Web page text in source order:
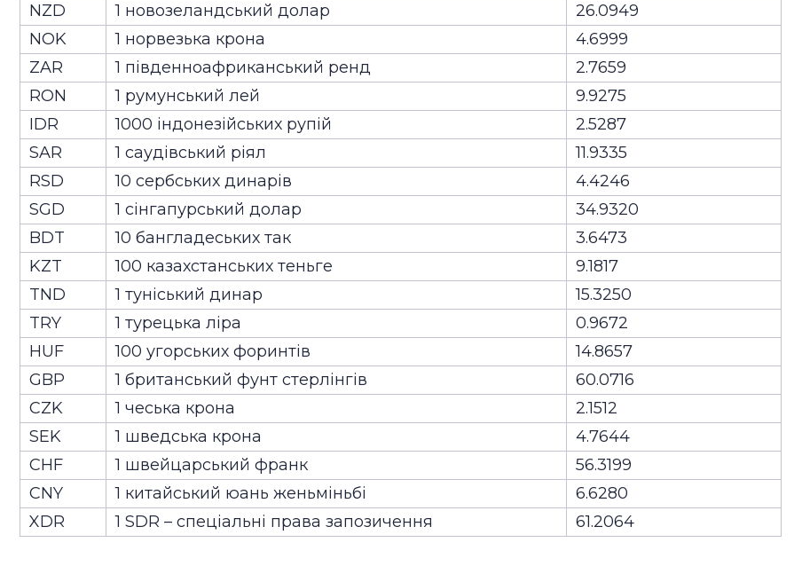
NZD
1 новозеландський долар
26.0949
NOK
1 норвезька крона
4.6999
ZAR
1 південноафриканський ренд
2.7659
RON
1 румунський лей
9.9275
IDR
1000 індонезійських рупій
2.5287
SAR
1 саудівський ріял
11.9335
RSD
10 сербських динарів
4.4246
SGD
1 сінгапурський долар
34.9320
BDT
10 бангладеських так
3.6473
KZT
100 казахстанських теньге
9.1817
TND
1 туніський динар
15.3250
TRY
1 турецька ліра
0.9672
HUF
100 угорських форинтів
14.8657
GBP
1 британський фунт стерлінгів
60.0716
CZK
1 чеська крона
2.1512
SEK
1 шведська крона
4.7644
CHF
1 швейцарський франк
56.3199
CNY
1 китайський юань женьміньбі
6.6280
XDR
1 SDR – спеціальні права запозичення 61.2064